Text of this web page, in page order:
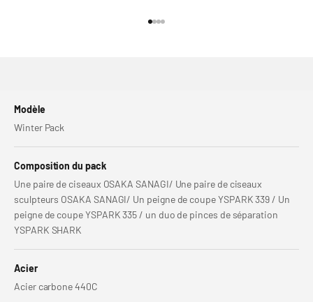
Modèle
Winter Pack
Composition du pack
Une paire de ciseaux OSAKA SANAGI/ Une paire de ciseaux
sculpteurs OSAKA SANAGI/ Un peigne de coupe YSPARK 339 / Un
peigne de coupe YSPARK 335 / un duo de pinces de séparation
YSPARK SHARK
Acier
Acier carbone 440C